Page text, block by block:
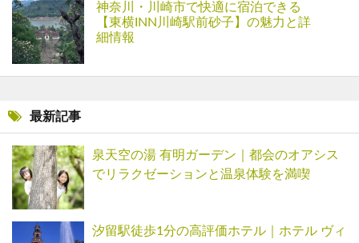
神奈川・川崎市で快適に宿泊できる
【東横INN川崎駅前砂子】の魅力と詳
細情報
最新記事
泉天空の湯 有明ガーデン｜都会のオアシス
でリラクゼーションと温泉体験を満喫
汐留駅徒歩1分の高評価ホテル｜ホテル ヴィ